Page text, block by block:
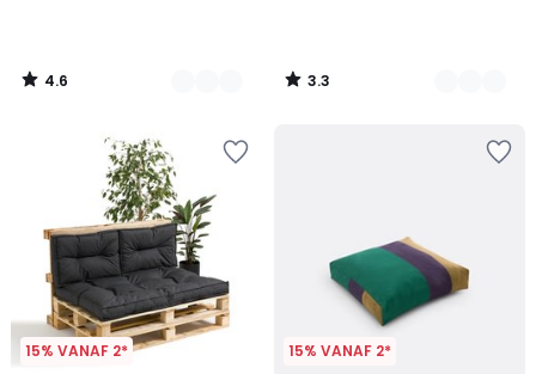
4.6
/
3.3
/
15% VANAF 2* 15% VANAF 2*